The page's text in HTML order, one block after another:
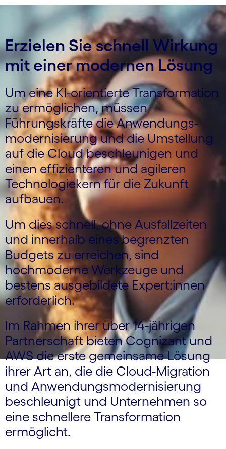
Erzielen Sie schnell Wirkung
mit einer modernen Lösung
Um eine KI-orientierte Transformation
zu ermöglichen, müssen
Führungskräfte die Anwendungs­
moder­nisierung und die Umstellung
auf die Cloud beschleunigen und
einen effizienteren und agileren
Technologie­kern für die Zukunft
aufbauen.
Um dies schnell, ohne Ausfallzeiten
und innerhalb eines begrenzten
Budgets zu erreichen, sind
hochmoderne Werkzeuge und
bestens ausgebildete Expert:innen
erforderlich.
Im Rahmen ihrer über 14-jährigen
Partnerschaft bieten Cognizant und
AWS die erste gemeinsame Lösung
ihrer Art an, die die Cloud-Migration
und Anwendungs­moder­nisierung
beschleunigt und Unternehmen so
eine schnellere Transformation
ermöglicht.